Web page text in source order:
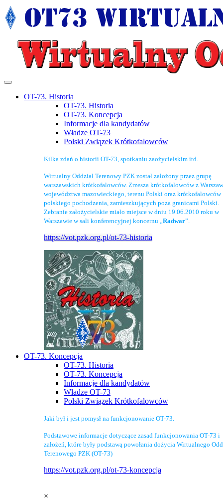
OT-73. Historia
OT-73. Historia
OT-73. Koncepcja
Informacje dla kandydatów
Władze OT-73
Polski Związek Krótkofalowców
Kilka zdań o historii OT-73, spotkaniu zaożycielskim itd.
Wirtualny Oddział Terenowy PZK został założony przez grupę
warszawskich krótkofalowców. Zrzesza krótkofalowców z
województwa mazowieckiego, terenu Polski oraz krótkofalowców
polskiego pochodzenia, zamieszkujących poza granicami Polski.
Zebranie założycielskie miało miejsce w dniu 19.06.2010 roku w
Warszawie w sali konferencyjnej koncernu „Radwar”.
https://vot.pzk.org.pl/ot-73-historia
OT-73. Koncepcja
OT-73. Historia
OT-73. Koncepcja
Informacje dla kandydatów
Władze OT-73
Polski Związek Krótkofalowców
Jaki był i jest pomysł na funkcjonowanie OT-73.
Podstawowe informacje dotyczące zasad funkcjonowania OT-73 i
założeń, które były podstawą powołania dożycia Wirtualnego
Terenowego PZK (OT-73)
https://vot.pzk.org.pl/ot-73-koncepcja
×